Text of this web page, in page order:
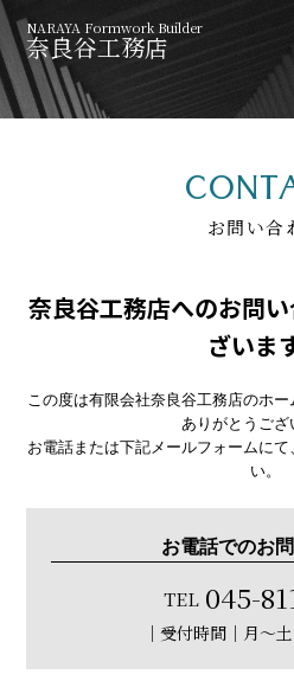
NARAYA Formwork Builder
奈良⾕⼯務店
お問い合
奈良⾕⼯務店へのお問
ざいま
この度は有限会社奈良谷工務店のホ
ありがとうござ
お電話または下記メールフォームに
い。
お電話でのお
TEL 045-
｜受付時間｜⽉〜